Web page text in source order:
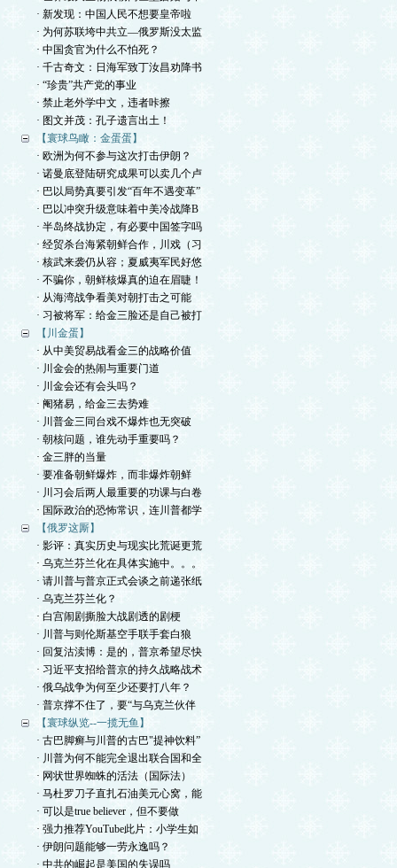
· 新发现：中国人民不想要皇帝啦
· 为何苏联垮中共立—俄罗斯没太监
· 中国贪官为什么不怕死？
· 千古奇文：日海军致丁汝昌劝降书
· “珍贵”共产党的事业
· 禁止老外学中文，违者咔擦
· 图文并茂：孔子遗言出土！
【寰球鸟瞰：金蛋蛋】
· 欧洲为何不参与这次打击伊朗？
· 诺曼底登陆研究成果可以卖几个卢
· 巴以局势真要引发“百年不遇变革”
· 巴以冲突升级意味着中美冷战降B
· 半岛终战协定，有必要中国签字吗
· 经贸杀台海紧朝鲜合作，川戏（习
· 核武来袭仍从容；夏威夷军民好悠
· 不骗你，朝鲜核爆真的迫在眉睫！
· 从海湾战争看美对朝打击之可能
· 习被将军：给金三脸还是自己被打
【川金蛋】
· 从中美贸易战看金三的战略价值
· 川金会的热闹与重要门道
· 川金会还有会头吗？
· 阉猪易，给金三去势难
· 川普金三同台戏不爆炸也无突破
· 朝核问题，谁先动手重要吗？
· 金三胖的当量
· 要准备朝鲜爆炸，而非爆炸朝鲜
· 川习会后两人最重要的功课与白卷
· 国际政治的恐怖常识，连川普都学
【俄罗这厮】
· 影评：真实历史与现实比荒诞更荒
· 乌克兰芬兰化在具体实施中。。。
· 请川普与普京正式会谈之前递张纸
· 乌克兰芬兰化？
· 白宫闹剧撕脸大战剧透的剧梗
· 川普与则伦斯基空手联手套白狼
· 回复沽渎博：是的，普京希望尽快
· 习近平支招给普京的持久战略战术
· 俄乌战争为何至少还要打八年？
· 普京撑不住了，要“与乌克兰伙伴
【寰球纵览--一揽无鱼】
· 古巴脚癣与川普的古巴"提神饮料”
· 川普为何不能完全退出联合国和全
· 网状世界蜘蛛的活法（国际法）
· 马杜罗刀子直扎石油美元心窝，能
· 可以是true believer，但不要做
· 强力推荐YouTube此片：小学生如
· 伊朗问题能够一劳永逸吗？
· 中共的崛起是美国的失误吗